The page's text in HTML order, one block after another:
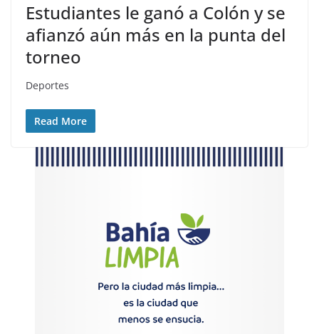
Estudiantes le ganó a Colón y se
afianzó aún más en la punta del
torneo
Deportes
Read More